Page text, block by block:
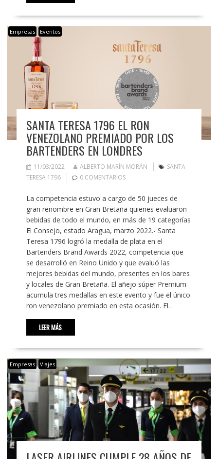
Empresas Eventos
SANTA TERESA 1796 EL RON
VENEZOLANO PREMIADO POR LOS
BARTENDERS EN LONDRES
11/03/2022 ALBERTO MARÍN MORÁN
SANTA
TERESA 1796
0 COMENTARIOS
La competencia estuvo a cargo de 50 jueces de
gran renombre en Gran Bretaña quienes evaluaron
bebidas de todo el mundo, en más de 19 categorías
El Consejo, estado Aragua, marzo 2022.- Santa
Teresa 1796 logró la medalla de plata en el
Bartenders Brand Awards 2022, competencia que
se desarrolló en Reino Unido y que evaluó las
mejores bebidas del mundo, presentes en los bares
y locales de Gran Bretaña. El añejo súper Premium
acumula tres medallas en este evento y fue el único
ron venezolano premiado en esta ocasión. El…
LEER MÁS
Empresas Viajes